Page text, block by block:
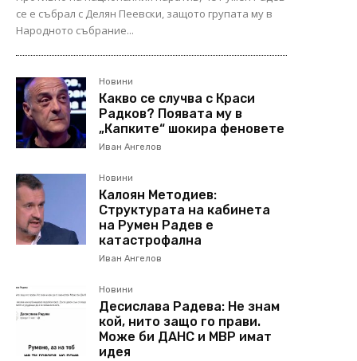
се е събрал с Делян Пеевски, защото групата му в
Народното събрание...
Новини
Какво се случва с Краси
Радков? Появата му в
„Капките“ шокира феновете
Иван Ангелов
Новини
Калоян Методиев:
Структурата на кабинета
на Румен Радев е
катастрофална
Иван Ангелов
Новини
Десислава Радева: Не знам
кой, нито защо го прави.
Може би ДАНС и МВР имат
идея